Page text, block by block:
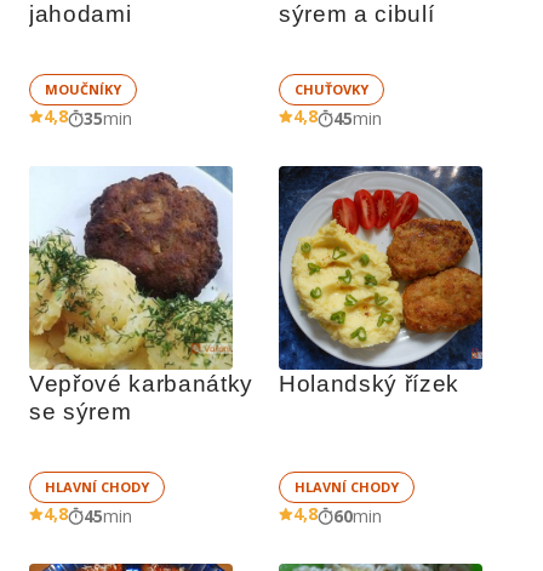
jahodami
MOUČNÍKY
4,8 35min
sýrem a cibulí
CHUŤOVKY
4,8 45min
Vepřové karbanátky
se sýrem
HLAVNÍ CHODY
4,8 45min
Holandský řízek
HLAVNÍ CHODY
4,8 60min